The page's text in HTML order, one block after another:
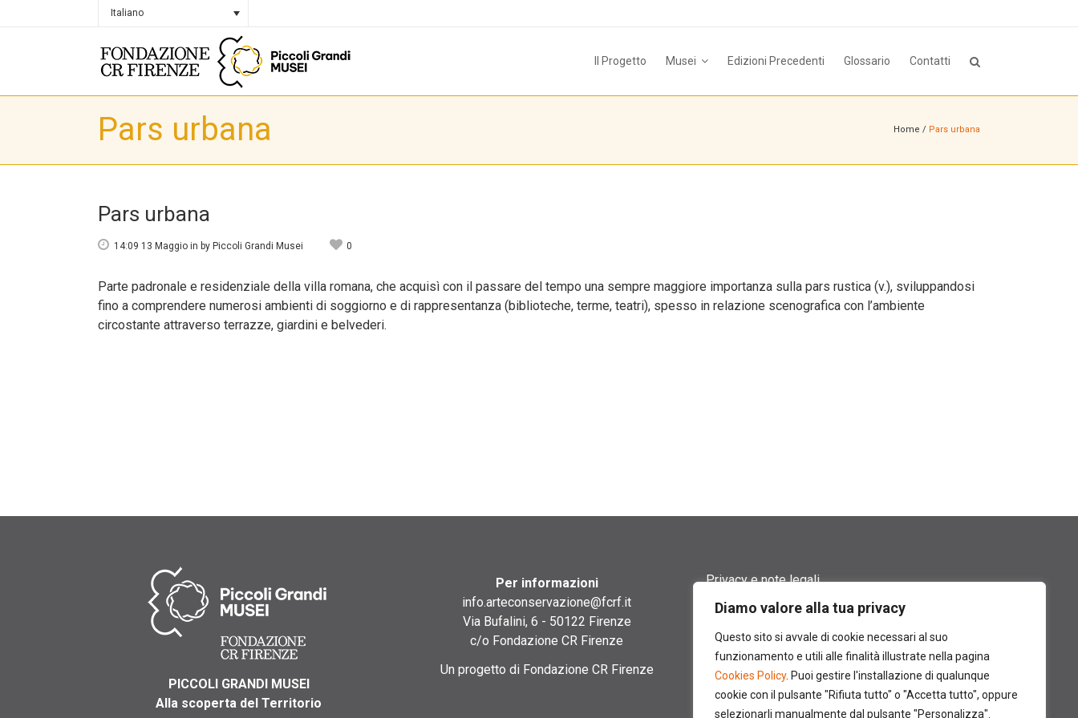
Diamo valore alla tua privacy
Questo sito si avvale di cookie necessari al suo
funzionamento e utili alle finalità illustrate nella pagina
Cookies Policy. Puoi gestire l'installazione di qualunque
cookie con il pulsante "Rifiuta tutto" o "Accetta tutto", oppure
selezionarli manualmente dal pulsante "Personalizza".
Italiano
Il Progetto Musei Edizioni Precedenti Glossario Contatti
Pars urbana Home / Pars urbana
Pars urbana
14:09 13 Maggio in by Piccoli Grandi Musei 0
Parte padronale e residenziale della villa romana, che acquisì con il passare del tempo una sempre maggiore importanza sulla pars rustica (v.), sviluppandosi
fino a comprendere numerosi ambienti di soggiorno e di rappresentanza (biblioteche, terme, teatri), spesso in relazione scenografica con l’ambiente
circostante attraverso terrazze, giardini e belvederi.
PICCOLI GRANDI MUSEI
Alla scoperta del Territorio
Per informazioni
info.arteconservazione@fcrf.it
Via Bufalini, 6 - 50122 Firenze
c/o Fondazione CR Firenze
Un progetto di Fondazione CR Firenze
Privacy e note legali
Termini di utilizzo
Cookie policy
Contatti